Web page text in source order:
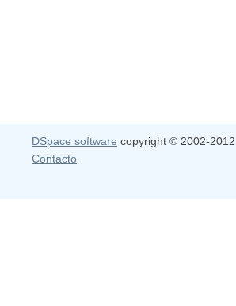
DSpace software copyright © 2002-2012
Contacto